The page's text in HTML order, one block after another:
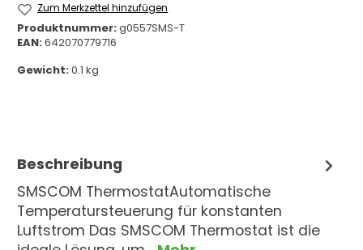
Zum Merkzettel hinzufügen
Produktnummer:g0557SMS-T
EAN:642070779716
Gewicht:0.1 kg
Beschreibung
SMSCOM ThermostatAutomatische
Temperatursteuerung für konstanten
Luftstrom Das SMSCOM Thermostat ist die